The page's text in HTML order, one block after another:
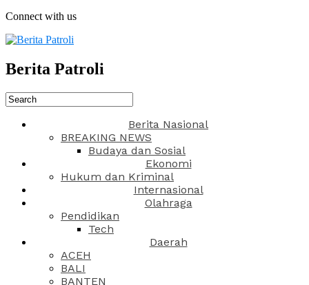
Connect with us
Berita Patroli
Berita Nasional
BREAKING NEWS
Budaya dan Sosial
Ekonomi
Hukum dan Kriminal
Internasional
Olahraga
Pendidikan
Tech
Daerah
ACEH
BALI
BANTEN